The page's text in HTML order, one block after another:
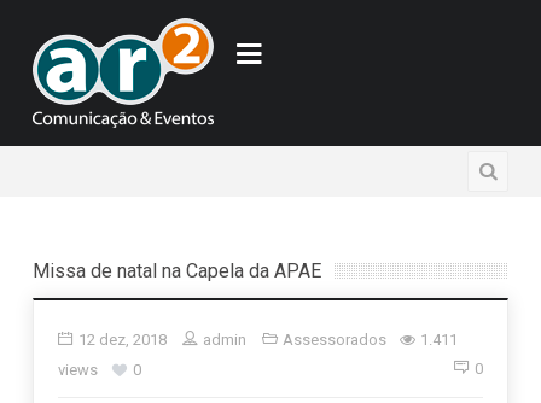
Missa de natal na Capela da APAE
12 dez, 2018 admin Assessorados
1.411
views
0 0